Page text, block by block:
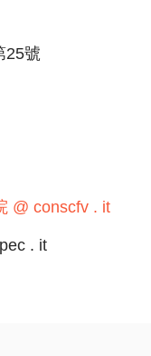
25號
@ conscfv . it
pec . it